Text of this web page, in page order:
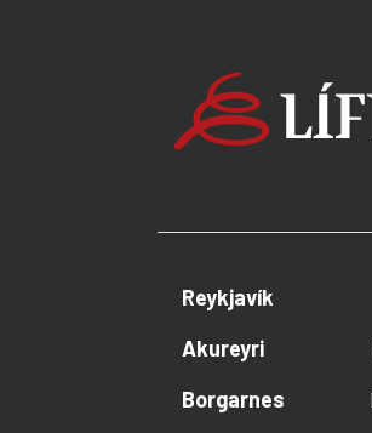
Reykjavík
Akureyri
Borgarnes